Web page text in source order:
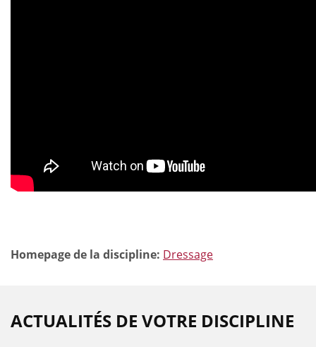
Homepage de la discipline: Dressage
ACTUALITÉS DE VOTRE DISCIPLINE